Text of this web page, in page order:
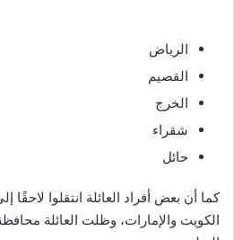
الرياض
القصيم
الخرج
شقراء
حائل
كما أن بعض أفراد العائلة انتقلوا
الكويت والإمارات، وظلت العائلة